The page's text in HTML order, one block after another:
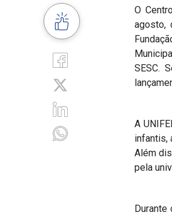
O
agosto,
SESC.
A
infantis,
Além
pela
Durante